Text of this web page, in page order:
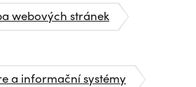
webových stránek
a informační systémy